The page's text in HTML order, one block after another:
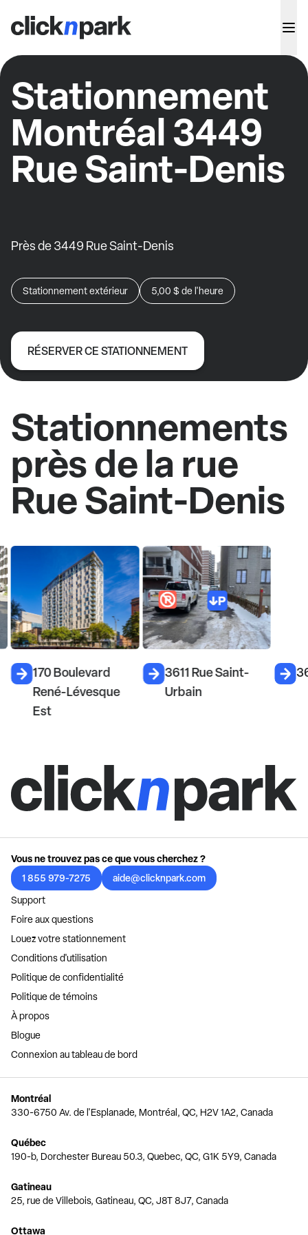
Stationnement
Montréal 3449
Rue Saint-Denis
Près de 3449 Rue Saint-Denis
Stationnement extérieur 5,00 $ de l'heure
RÉSERVER CE STATIONNEMENT
Stationnements
près de la rue
Rue Saint-Denis
170 Boulevard
René-Lévesque
Est
3611 Rue Saint-
Urbain
Vous ne trouvez pas ce que vous cherchez ?
1 855 979-7275
aide@clicknpark.com
Support
Foire aux questions
Louez votre stationnement
Conditions d'utilisation
Politique de confidentialité
Politique de témoins
À propos
Blogue
Connexion au tableau de bord
Montréal
330-6750 Av. de l'Esplanade, Montréal, QC, H2V 1A2, Canada
Québec
190-b, Dorchester Bureau 50.3, Quebec, QC, G1K 5Y9, Canada
Gatineau
25, rue de Villebois, Gatineau, QC, J8T 8J7, Canada
Ottawa